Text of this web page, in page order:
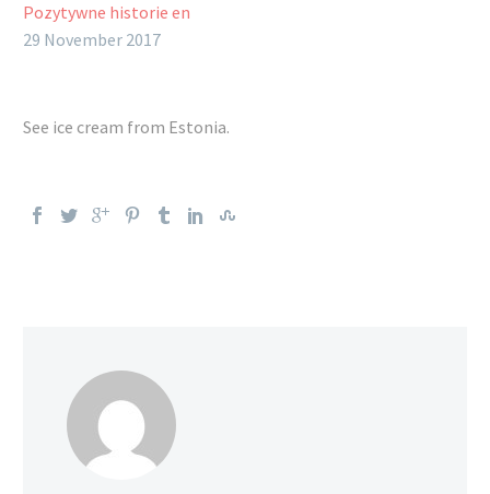
Pozytywne historie en
29 November 2017
See ice cream from Estonia.